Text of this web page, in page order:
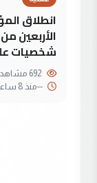
انطلاق
الأربعين
شخصيات
--منذ 8 ساعة